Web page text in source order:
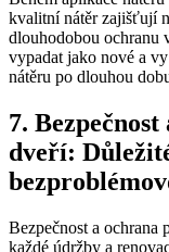
kvalitní nátěr zajišťují
dlouhodobou ochranu
vypadat jako nové a
nátěru po dlouhou
7.
dveří:
Bezpečnost a ochrana
každé údržby a